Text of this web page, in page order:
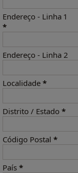
Endereço - Linha 1
*
Endereço - Linha 2
Localidade *
Distrito / Estado *
Código Postal *
País *